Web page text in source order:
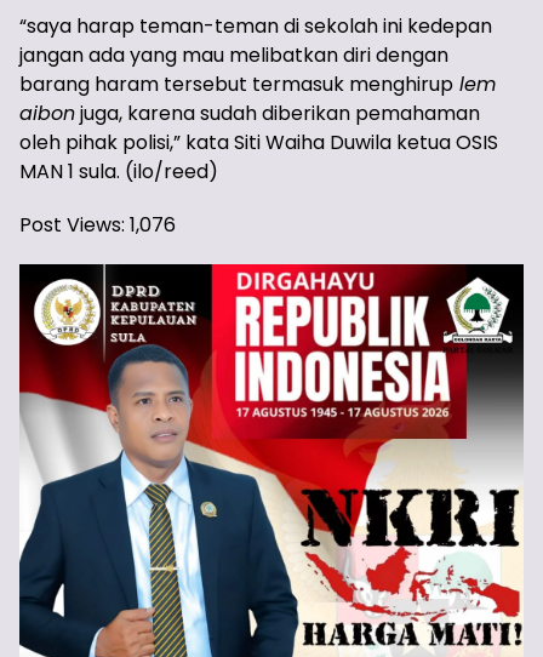
“saya harap teman-teman di sekolah ini kedepan
jangan ada yang mau melibatkan diri dengan
barang haram tersebut termasuk menghirup lem
aibonjuga, karena sudah diberikan pemahaman
oleh pihak polisi,” kata Siti Waiha Duwila ketua OSIS
MAN 1 sula. (ilo/reed)
Post Views: 1,076